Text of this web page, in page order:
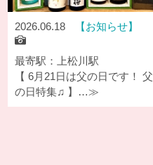
2026.06.18 お知らせ
最寄駅：上松川駅
【 6月21日は父の日です！ 父
の日特集♫ 】…≫